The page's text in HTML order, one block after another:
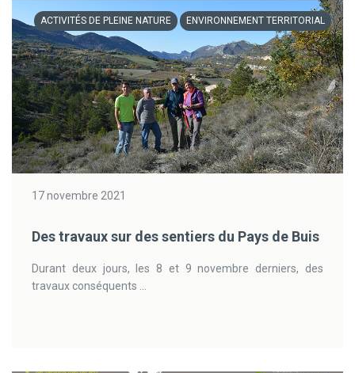
ACTIVITÉS DE PLEINE NATURE ENVIRONNEMENT TERRITORIAL
17 novembre 2021
Des travaux sur des sentiers du Pays de Buis
Durant deux jours, les 8 et 9 novembre derniers, des
travaux conséquents ...